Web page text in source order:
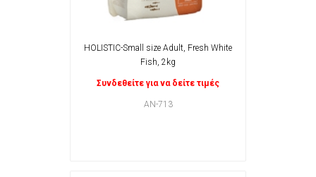
HOLISTIC-Small size Adult, Fresh White
Fish, 2kg
Συνδεθείτε για να δείτε τιμές
AN-713